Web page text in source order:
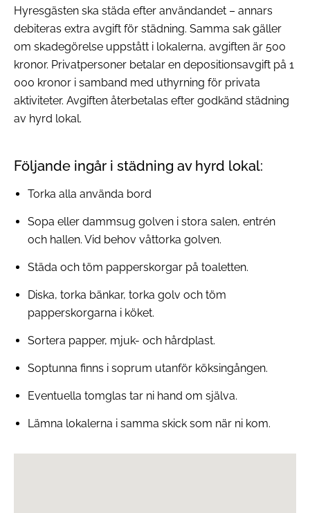
Hyresgästen ska städa efter användandet – annars
debiteras extra avgift för städning. Samma sak gäller
om skadegörelse uppstått i lokalerna, avgiften är 500
kronor. Privatpersoner betalar en depositionsavgift på 1
000 kronor i samband med uthyrning för privata
aktiviteter. Avgiften återbetalas efter godkänd städning
av hyrd lokal.
Följande ingår i städning av hyrd lokal:
Torka alla använda bord
Sopa eller dammsug golven i stora salen, entrén
och hallen. Vid behov våttorka golven.
Städa och töm papperskorgar på toaletten.
Diska, torka bänkar, torka golv och töm
papperskorgarna i köket.
Sortera papper, mjuk- och hårdplast.
Soptunna finns i soprum utanför köksingången.
Eventuella tomglas tar ni hand om själva.
Lämna lokalerna i samma skick som när ni kom.